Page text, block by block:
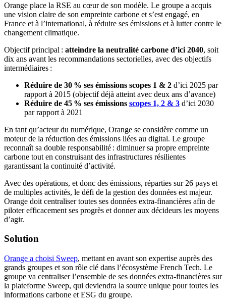
Orange place la RSE au cœur de son modèle. Le groupe a acquis
une vision claire de son empreinte carbone et s’est engagé, en
France et à l’international, à réduire ses émissions et à lutter contre le
changement climatique.
Objectif principal : atteindre la neutralité carbone d’ici 2040, soit
dix ans avant les recommandations sectorielles, avec des objectifs
intermédiaires :
Réduire de 30 % ses émissions scopes 1 & 2 d’ici 2025 par
rapport à 2015 (objectif déjà atteint avec deux ans d’avance)
Réduire de 45 % ses émissions scopes 1, 2 & 3 d’ici 2030
par rapport à 2021
En tant qu’acteur du numérique, Orange se considère comme un
moteur de la réduction des émissions liées au digital. Le groupe
reconnaît sa double responsabilité : diminuer sa propre empreinte
carbone tout en construisant des infrastructures résilientes
garantissant la continuité d’activité.
Avec des opérations, et donc des émissions, réparties sur 26 pays et
de multiples activités, le défi de la gestion des données est majeur.
Orange doit centraliser toutes ses données extra-financières afin de
piloter efficacement ses progrès et donner aux décideurs les moyens
d’agir.
Solution
Orange a choisi Sweep, mettant en avant son expertise auprès des
grands groupes et son rôle clé dans l’écosystème French Tech. Le
groupe va centraliser l’ensemble de ses données extra-financières sur
la plateforme Sweep, qui deviendra la source unique pour toutes les
informations carbone et ESG du groupe.